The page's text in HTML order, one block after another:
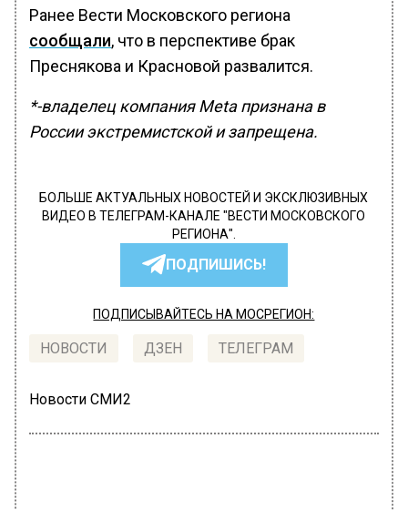
Ранее Вести Московского региона
сообщали, что в перспективе брак
Преснякова и Красновой развалится.
*-владелец компания Meta признана в
России экстремистской и запрещена.
БОЛЬШЕ АКТУАЛЬНЫХ НОВОСТЕЙ И ЭКСКЛЮЗИВНЫХ
ВИДЕО В ТЕЛЕГРАМ-КАНАЛЕ "ВЕСТИ МОСКОВСКОГО
РЕГИОНА".
ПОДПИШИСЬ!
ПОДПИСЫВАЙТЕСЬ НА МОСРЕГИОН:
НОВОСТИ ДЗЕН ТЕЛЕГРАМ
Новости СМИ2